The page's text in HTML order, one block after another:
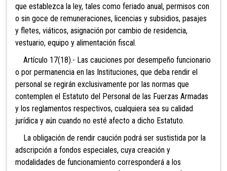
que establezca la ley, tales como feriado anual, permisos con
o sin goce de remuneraciones, licencias y subsidios, pasajes
y fletes, viáticos, asignación por cambio de residencia,
vestuario, equipo y alimentación fiscal.
Artículo 17(18).- Las cauciones por desempeño funcionario
o por permanencia en las Instituciones, que deba rendir el
personal se regirán exclusivamente por las normas que
contemplen el Estatuto del Personal de las Fuerzas Armadas
y los reglamentos respectivos, cualquiera sea su calidad
jurídica y aún cuando no esté afecto a dicho Estatuto.
La obligación de rendir caución podrá ser sustistida por la
adscripción a fondos especiales, cuya creación y
modalidades de funcionamiento corresponderá a los